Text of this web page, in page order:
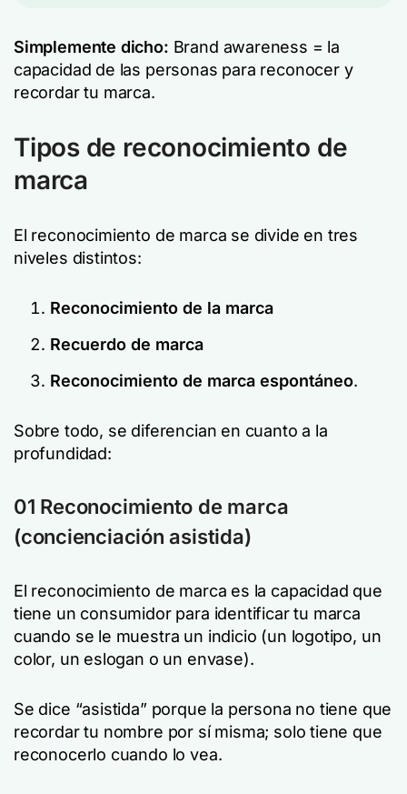
Simplemente dicho: Brand awareness = la
capacidad de las personas para reconocer y
recordar tu marca.
Tipos de reconocimiento de
marca
El reconocimiento de marca se divide en tres
niveles distintos:
Reconocimiento de la marca
Recuerdo de marca
Reconocimiento de marca espontáneo.
Sobre todo, se diferencian en cuanto a la
profundidad:
01 Reconocimiento de marca
(concienciación asistida)
El reconocimiento de marca es la capacidad que
tiene un consumidor para identificar tu marca
cuando se le muestra un indicio (un logotipo, un
color, un eslogan o un envase).
Se dice “asistida” porque la persona no tiene que
recordar tu nombre por sí misma; solo tiene que
reconocerlo cuando lo vea.